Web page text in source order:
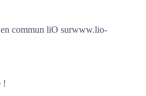
commun liO surwww.lio-
!